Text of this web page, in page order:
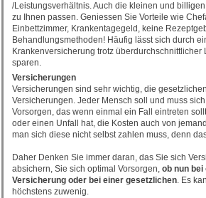
/Leistungsverhältnis. Auch die kleinen und
zu Ihnen passen. Geniessen Sie Vorteile wie
Einbettzimmer, Krankentagegeld, keine
Behandlungsmethoden! Häufig lässt sich durch
Krankenversicherung trotz überdurchschnittlicher
sparen.
Versicherungen
Versicherungen sind sehr wichtig, die
Versicherungen. Jeder Mensch soll und muss sich
Vorsorgen, das wenn einmal ein Fall eintreten
oder einen Unfall hat, die Kosten auch von
man sich diese nicht selbst zahlen muss, denn
Daher Denken Sie immer daran, das Sie sich
absichern, Sie sich optimal Vorsorgen, ob nun
Versicherung oder bei einer gesetzlichen. Es
höchstens zuwenig.